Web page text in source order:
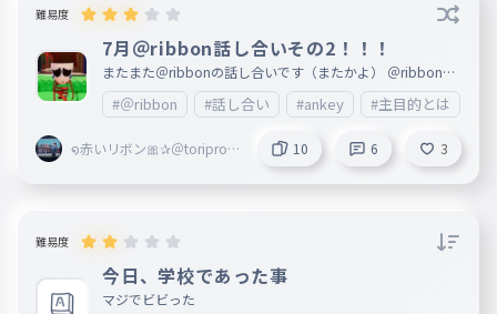
難易度
7月＠ribbon話し合いその2！！！
またまた＠ribbonの話し合いです（またかよ） ＠ribbonの
メンバーじゃなくても参加してくれると嬉しいで すううぅ
ぅ ただ、うちが思ったことのタイピングです
#＠ribbon #話し合い #ankey #主目的とは
໑赤いリボン🎀✰＠toriproZ
10 6 3
難易度
今日、学校であった事
マジでビビった